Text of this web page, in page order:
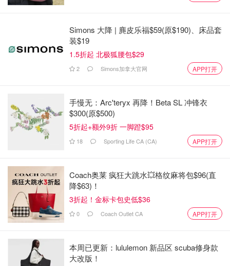
他们补充说，虽然看起来前往湖心岛的排队人群已经很糟糕
贵，但在这个周末已经是一个救命的选择！
一些人在社交媒体上抱怨，他们不得不等待长达5个小时，
以赶上往返湖心岛的渡轮！
Simons 大降 | 麂皮乐福$59(原$190)、床品套
装$19
1.5折起 北极狐腰包$29
2 Simons加拿大官网 APP打开
手慢无：Arc'teryx 再降！Beta SL 冲锋衣
$300(原$500)
5折起+额外9折 一脚蹬$95
18 Sporting Life CA (CA) APP打开
Coach奥莱 疯狂大跳水💥格纹麻将包$96(直
降$63)！
3折起！金标卡包史低$36
0 Coach Outlet CA APP打开
本周已更新：lululemon 新品区 scuba修身款
大改版！